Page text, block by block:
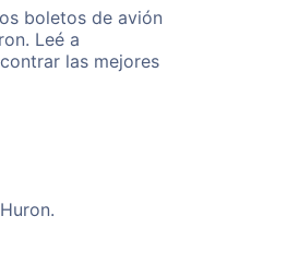
boletos de avión
Leé a
las mejores